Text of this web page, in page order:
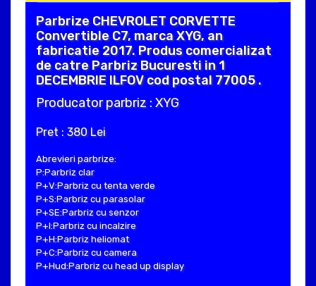
Parbrize CHEVROLET CORVETTE
Convertible C7, marca XYG, an
fabricatie 2017. Produs comercializat
de catre Parbriz Bucuresti in 1
DECEMBRIE ILFOV cod postal 77005 .
Producator parbriz : XYG
Pret : 380 Lei
Abrevieri parbrize:
P:Parbriz clar
P+V:Parbriz cu tenta verde
P+S:Parbriz cu parasolar
P+SE:Parbriz cu senzor
P+I:Parbriz cu incalzire
P+H:Parbriz heliomat
P+C:Parbriz cu camera
P+Hud:Parbriz cu head up display